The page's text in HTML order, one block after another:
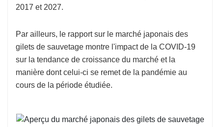
2017 et 2027.
Par ailleurs, le rapport sur le marché japonais des
gilets de sauvetage montre l'impact de la COVID-19
sur la tendance de croissance du marché et la
manière dont celui-ci se remet de la pandémie au
cours de la période étudiée.